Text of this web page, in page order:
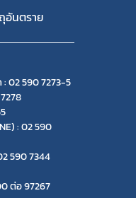
อันตราย
02 590 7273-5
: 02 590
590 7344
ต่อ 97267